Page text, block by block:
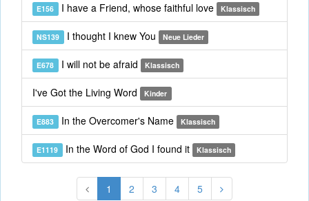
E156 I have a Friend, whose faithful love Klassisch
NS139 I thought I knew You Neue Lieder
E678 I will not be afraid Klassisch
I've Got the Living Word Kinder
E883 In the Overcomer's Name Klassisch
E1119 In the Word of God I found it Klassisch
1 2 3 4 5